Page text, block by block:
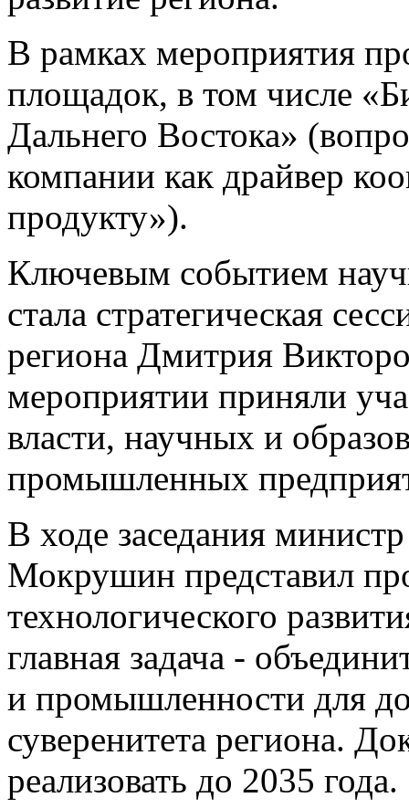
В рамках мероприятия
площадок, в том числе
Дальнего Востока»
компании как драйвер
продукту»).
Ключевым событием
стала стратегическая
региона Дмитрия
мероприятии приняли
власти, научных и
промышленных
В ходе заседания
Мокрушин представил
технологического
главная задача -
и промышленности для
суверенитета региона.
реализовать до 2035 года.